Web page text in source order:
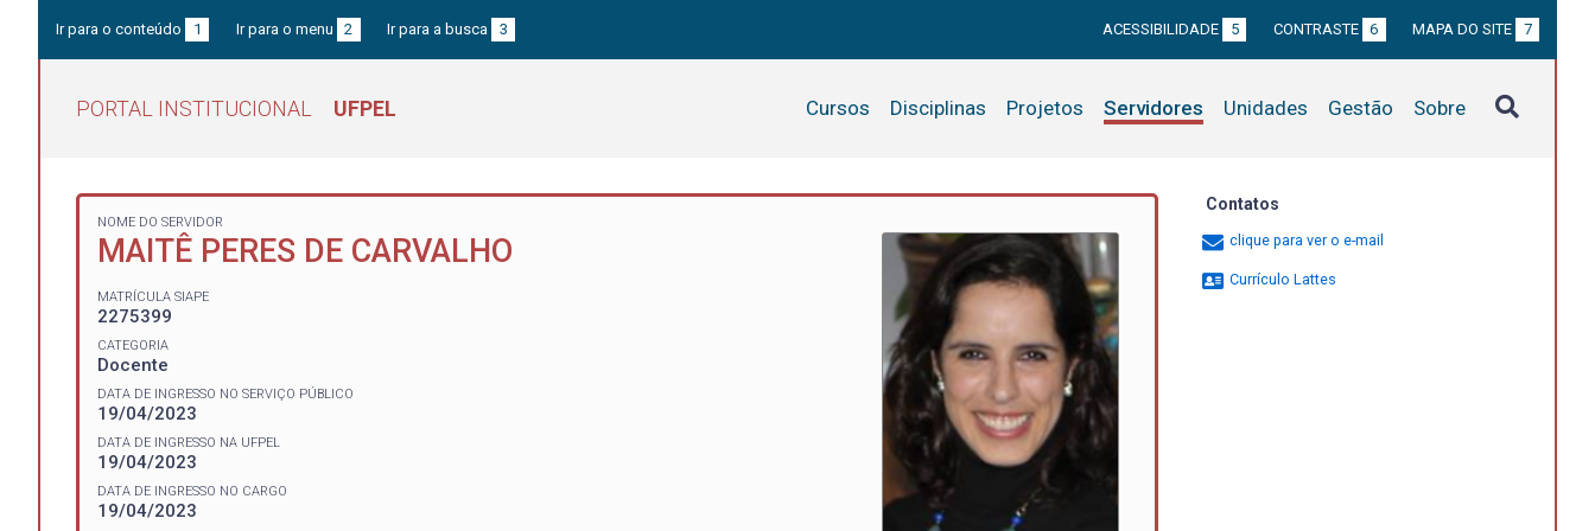
Ir para o conteúdo 1 Ir para o menu 2 Ir para a busca 3 ACESSIBILIDADE 5 CONTRASTE 6 MAPA DO SITE 7
PORTAL INSTITUCIONAL UFPEL Cursos Disciplinas Projetos Servidores Unidades Gestão Sobre
NOME DO SERVIDOR
MAITÊ PERES DE CARVALHO
MATRÍCULA SIAPE
2275399
CATEGORIA
Docente
DATA DE INGRESSO NO SERVIÇO PÚBLICO
19/04/2023
DATA DE INGRESSO NA UFPEL
19/04/2023
DATA DE INGRESSO NO CARGO
19/04/2023
Contatos
clique para ver o e-mail
Currículo Lattes